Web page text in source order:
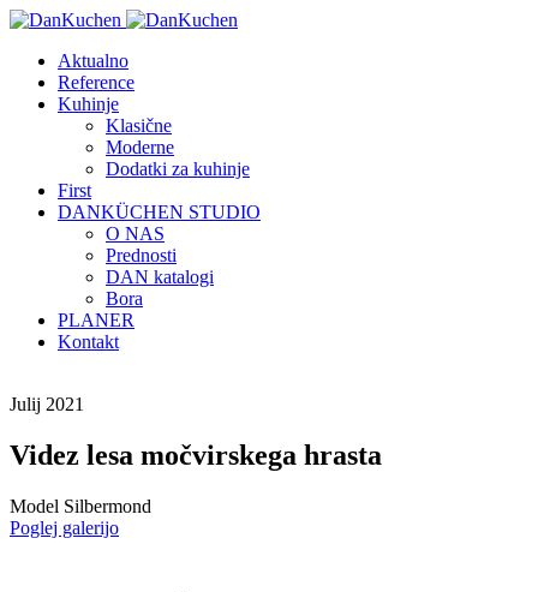
Aktualno
Reference
Kuhinje
Klasične
Moderne
Dodatki za kuhinje
First
DANKÜCHEN STUDIO
O NAS
Prednosti
DAN katalogi
Bora
PLANER
Kontakt
Julij 2021
Videz lesa močvirskega hrasta
Model Silbermond
Poglej galerijo